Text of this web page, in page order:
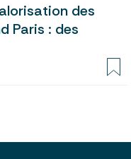
des
Paris : des